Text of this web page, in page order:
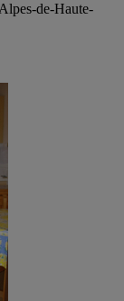
de-Haute-